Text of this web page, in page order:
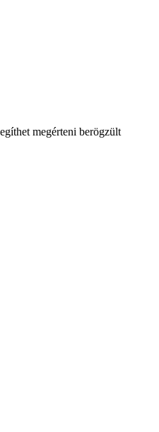
megérteni berögzült